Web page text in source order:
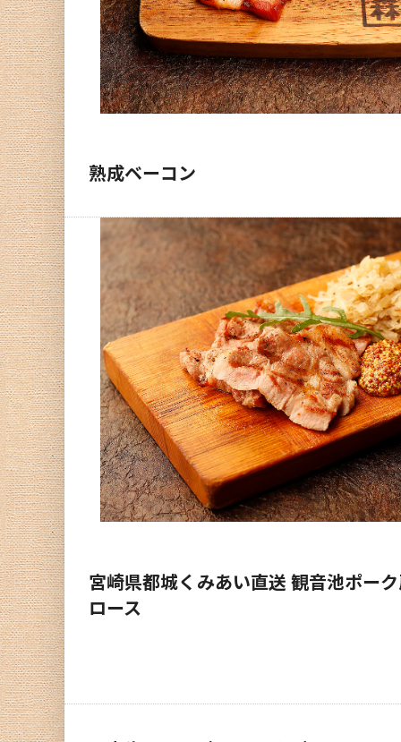
熟成ベーコン
宮崎県都城くみあい直送 観音池ポー
ロース